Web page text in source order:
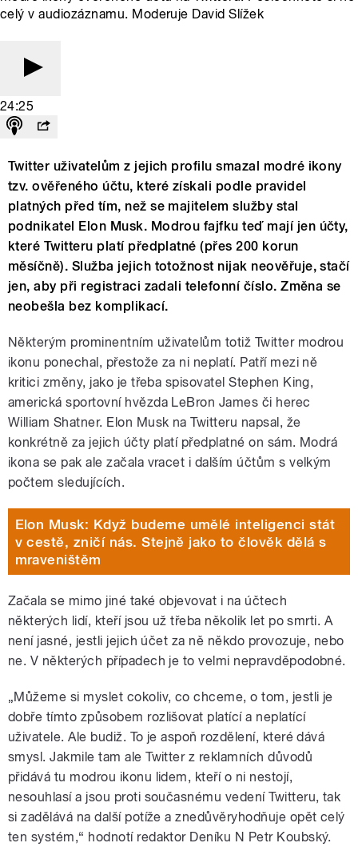
celý v audiozáznamu. Moderuje David Slížek
24:25
Twitter uživatelům z jejich profilu smazal modré ikony
tzv. ověřeného účtu, které získali podle pravidel
platných před tím, než se majitelem služby stal
podnikatel Elon Musk. Modrou fajfku teď mají jen účty,
které Twitteru platí předplatné (přes 200 korun
měsíčně). Služba jejich totožnost nijak neověřuje, stačí
jen, aby při registraci zadali telefonní číslo. Změna se
neobešla bez komplikací.
Některým prominentním uživatelům totiž Twitter modrou
ikonu ponechal, přestože za ni neplatí. Patří mezi ně
kritici změny, jako je třeba spisovatel Stephen King,
americká sportovní hvězda LeBron James či herec
William Shatner. Elon Musk na Twitteru napsal, že
konkrétně za jejich účty platí předplatné on sám. Modrá
ikona se pak ale začala vracet i dalším účtům s velkým
počtem sledujících.
Elon Musk: Když budeme umělé inteligenci stát
v cestě, zničí nás. Stejně jako to člověk dělá s
mraveništěm
Začala se mimo jiné také objevovat i na účtech
některých lidí, kteří jsou už třeba několik let po smrti. A
není jasné, jestli jejich účet za ně někdo provozuje, nebo
ne. V některých případech je to velmi nepravděpodobné.
„Můžeme si myslet cokoliv, co chceme, o tom, jestli je
dobře tímto způsobem rozlišovat platící a neplatící
uživatele. Ale budiž. To je aspoň rozdělení, které dává
smysl. Jakmile tam ale Twitter z reklamních důvodů
přidává tu modrou ikonu lidem, kteří o ni nestojí,
nesouhlasí a jsou proti současnému vedení Twitteru, tak
si zadělává na další potíže a znedůvěryhodňuje opět celý
ten systém,“ hodnotí redaktor Deníku N Petr Koubský.